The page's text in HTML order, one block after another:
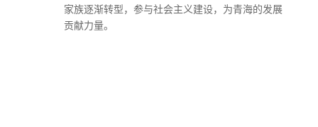
家族逐渐转型，参与社会主义建设，为青海的发展
贡献力量。